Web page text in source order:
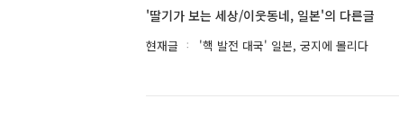
'딸기가 보는 세상/이웃동네, 일본'의 다른글
현재글 '핵 발전 대국' 일본, 궁지에 몰리다